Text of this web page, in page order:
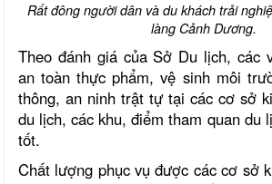
Rất đông người dân và du khách trải
làng Cảnh Dương.
Theo đánh giá của Sở Du lịch, các
an toàn thực phẩm, vệ sinh môi
thông, an ninh trật tự tại các cơ sở
du lịch, các khu, điểm tham quan du
tốt.
Chất lượng phục vụ được các cơ sở